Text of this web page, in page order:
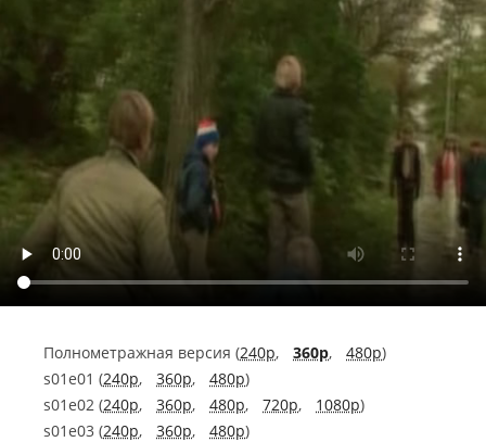
Полнометражная версия (240p, 360p, 480p)
s01e01 (240p, 360p, 480p)
s01e02 (240p, 360p, 480p, 720p, 1080p)
s01e03 (240p, 360p, 480p)